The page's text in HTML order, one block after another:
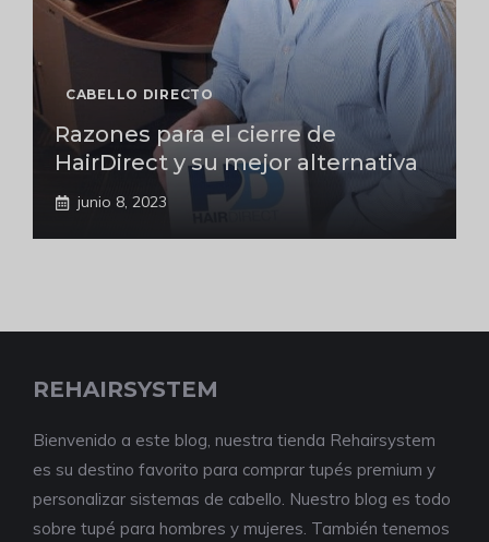
CABELLO DIRECTO
Razones para el cierre de
HairDirect y su mejor alternativa
junio 8, 2023
REHAIRSYSTEM
Bienvenido a este blog, nuestra tienda Rehairsystem
es su destino favorito para comprar tupés premium y
personalizar sistemas de cabello. Nuestro blog es todo
sobre tupé para hombres y mujeres. También tenemos